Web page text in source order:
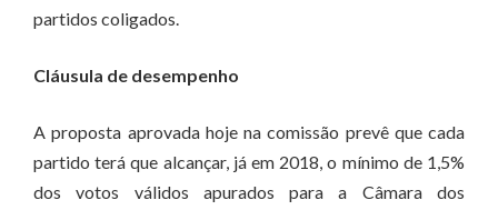
partidos coligados.
Cláusula de desempenho
A proposta aprovada hoje na comissão prevê que cada
partido terá que alcançar, já em 2018, o mínimo de 1,5%
dos votos válidos apurados para a Câmara dos